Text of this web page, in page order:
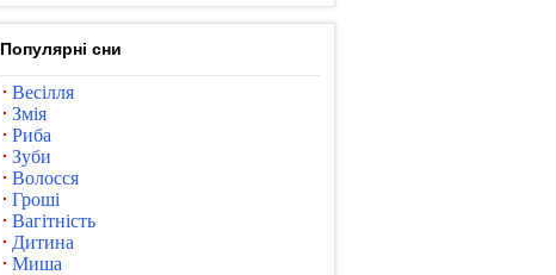
Популярні сни
Весілля
Змія
Риба
Зуби
Волосся
Гроші
Вагітність
Дитина
Миша